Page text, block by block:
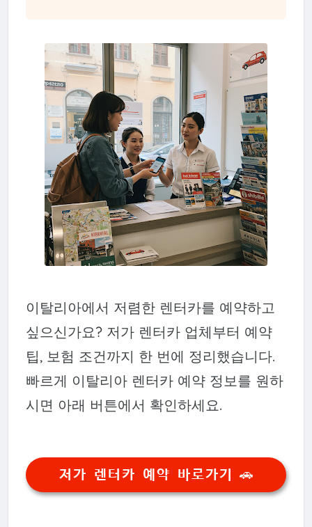
이탈리아에서 저렴한 렌터카를 예약하고
싶으신가요? 저가 렌터카 업체부터 예약
팁, 보험 조건까지 한 번에 정리했습니다.
빠르게 이탈리아 렌터카 예약 정보를 원하
시면 아래 버튼에서 확인하세요.
저가 렌터카 예약 바로가기 🚗